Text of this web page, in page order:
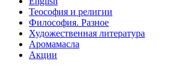
Теософия и религии
Философия. Разное
Художественная литература
Аромамасла
Акции